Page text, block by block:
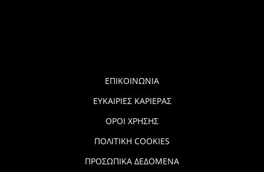
ΕΠΙΚΟΙΝΩΝΙΑ
ΕΥΚΑΙΡΙΕΣ ΚΑΡΙΕΡΑΣ
ΟΡΟΙ ΧΡΗΣΗΣ
ΠΟΛΙΤΙΚΗ COOKIES
ΠΡΟΣΩΠΙΚΑ ΔΕΔΟΜΕΝΑ